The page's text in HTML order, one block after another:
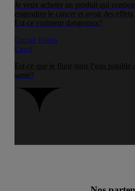
Je veux acheter un produit qui
engendrer le cancer et avoir des
Est-ce vraiment dangereux?
Oumar Diapa
Laval
Est-ce que le fluor dans l’eau potable
santé?